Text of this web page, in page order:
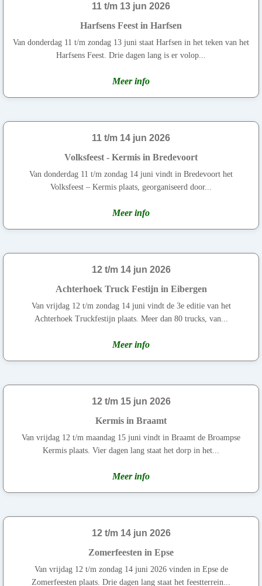
11 t/m 13 jun 2026
Harfsens Feest in Harfsen
Van donderdag 11 t/m zondag 13 juni staat Harfsen in het teken van het
Harfsens Feest. Drie dagen lang is er volop...
Meer info
11 t/m 14 jun 2026
Volksfeest - Kermis in Bredevoort
Van donderdag 11 t/m zondag 14 juni vindt in Bredevoort het
Volksfeest – Kermis plaats, georganiseerd door...
Meer info
12 t/m 14 jun 2026
Achterhoek Truck Festijn in Eibergen
Van vrijdag 12 t/m zondag 14 juni vindt de 3e editie van het
Achterhoek Truckfestijn plaats. Meer dan 80 trucks, van...
Meer info
12 t/m 15 jun 2026
Kermis in Braamt
Van vrijdag 12 t/m maandag 15 juni vindt in Braamt de Broampse
Kermis plaats. Vier dagen lang staat het dorp in het...
Meer info
12 t/m 14 jun 2026
Zomerfeesten in Epse
Van vrijdag 12 t/m zondag 14 juni 2026 vinden in Epse de
Zomerfeesten plaats. Drie dagen lang staat het feestterrein...